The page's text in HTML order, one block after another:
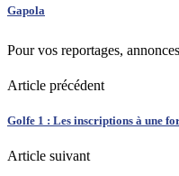
Gapola
Pour vos reportages,
Article précédent
Golfe 1 : Les inscriptions à une
Article suivant